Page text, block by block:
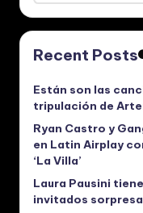
Recent Posts
Están son las
tripulación de
Ryan Castro y
en Latin Airplay
‘La Villa’
Laura Pausini
invitados